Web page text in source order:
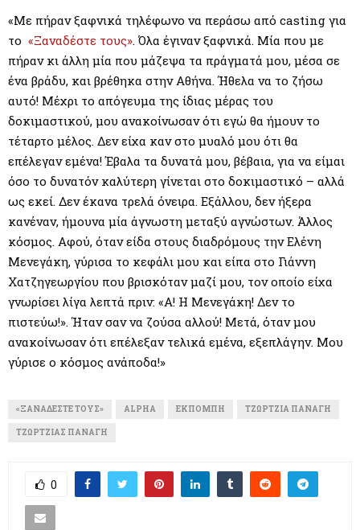
E
N
U
«Με πήραν ξαφνικά τηλέφωνο να περάσω από casting για
το «Ξαναδέστε τους». Όλα έγιναν ξαφνικά. Μία που με
πήραν κι άλλη μία που μάζεψα τα πράγματά μου, μέσα σε
ένα βράδυ, και βρέθηκα στην Αθήνα. Ήθελα να το ζήσω
αυτό! Μέχρι το απόγευμα της ίδιας μέρας του
δοκιμαστικού, μου ανακοίνωσαν ότι εγώ θα ήμουν το
τέταρτο μέλος. Δεν είχα καν στο μυαλό μου ότι θα
επέλεγαν εμένα! Έβαλα τα δυνατά μου, βέβαια, για να είμαι
όσο το δυνατόν καλύτερη γίνεται στο δοκιμαστικό – αλλά
ως εκεί. Δεν έκανα τρελά όνειρα. Εξάλλου, δεν ήξερα
κανέναν, ήμουνα μία άγνωστη μεταξύ αγνώστων. Άλλος
κόσμος. Αφού, όταν είδα στους διαδρόμους την Ελένη
Μενεγάκη, γύρισα το κεφάλι μου και είπα στο Γιάννη
Χατζηγεωργίου που βρισκόταν μαζί μου, τον οποίο είχα
γνωρίσει λίγα λεπτά πριν: «Α! Η Μενεγάκη! Δεν το
πιστεύω!». Ήταν σαν να ζούσα αλλού! Μετά, όταν μου
ανακοίνωσαν ότι επέλεξαν τελικά εμένα, εξεπλάγην. Μου
γύρισε ο κόσμος ανάποδα!»
«ΞΑΝΑΔΈΣΤΕ ΤΟΥΣ» ALPHA ΕΚΠΟΜΠΉ ΤΖΏΡΤΖΙΑ ΠΑΝΑΓΉ
ΤΖΏΡΤΖΙΑΣ ΠΑΝΑΓΉ
0